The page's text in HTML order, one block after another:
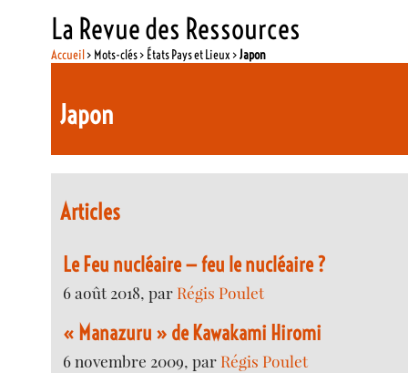
La Revue des Ressources
Accueil> Mots-clés > États Pays et Lieux >Japon
Japon
Articles
Le Feu nucléaire — feu le nucléaire ?
6 août 2018, par Régis Poulet
« Manazuru » de Kawakami Hiromi
6 novembre 2009, par Régis Poulet